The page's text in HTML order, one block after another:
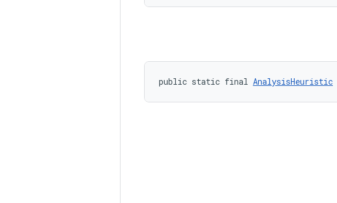
public static final AnalysisHeuristic